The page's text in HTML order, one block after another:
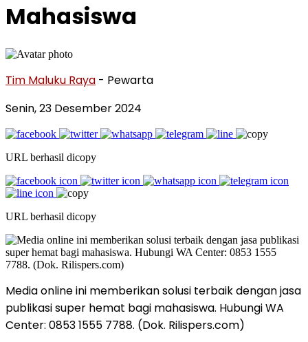
Mahasiswa
Tim Maluku Raya - Pewarta
Senin, 23 Desember 2024
URL berhasil dicopy
URL berhasil dicopy
Media online ini memberikan solusi terbaik dengan jasa
publikasi super hemat bagi mahasiswa. Hubungi WA
Center: 0853 1555 7788. (Dok. Rilispers.com)